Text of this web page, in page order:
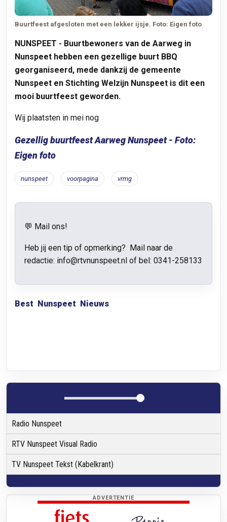
Buurtfeest afgesloten met een lekker ijsje. Foto: Eigen foto
NUNSPEET - Buurtbewoners van de Aarweg in
Nunspeet hebben een gezellige buurt BBQ
georganiseerd, mede dankzij de gemeente
Nunspeet en Stichting Welzijn Nunspeet is dit een
mooi buurtfeest geworden.
Wij plaatsten in mei nog
Gezellig buurtfeest Aarweg Nunspeet - Foto:
Eigen foto
nunspeet voorpagina vrmg
💬 Mail ons!
Heb jij een tip of opmerking? Mail naar de
redactie: info@rtvnunspeet.nl of bel: 0341-258133
Best Nunspeet Nieuws
Radio Nunspeet
RTV Nunspeet Visual Radio
TV Nunspeet Tekst (Kabelkrant)
ADVERTENTIE